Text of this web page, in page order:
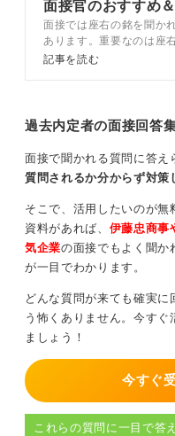
と考えて良いでしょう。
0
面接官のおすすめ
削付き
面接では座右の銘を聞か
あります。重要なのは座
つけ方と伝えかたです。
方、そして伝え方ととも
別の座右の銘35選を国家
つキャリアコンサルタン
記事を読む
過去内定者の面接回答
面接で聞かれる質問に答え
質問されるか分からず対策
そこで、活用したいのが無
資料があれば、 伊藤忠商事
気企業の面接でもよく聞か
が一目でわかります。
どんな質問が来ても確実
う怖くありません。今す
ましょう！
今すぐ
これらの質問に一目で答